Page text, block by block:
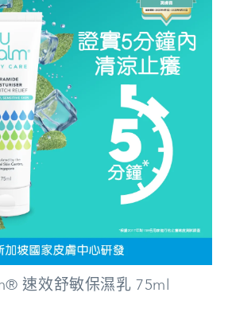
速效舒敏保濕乳 75ml